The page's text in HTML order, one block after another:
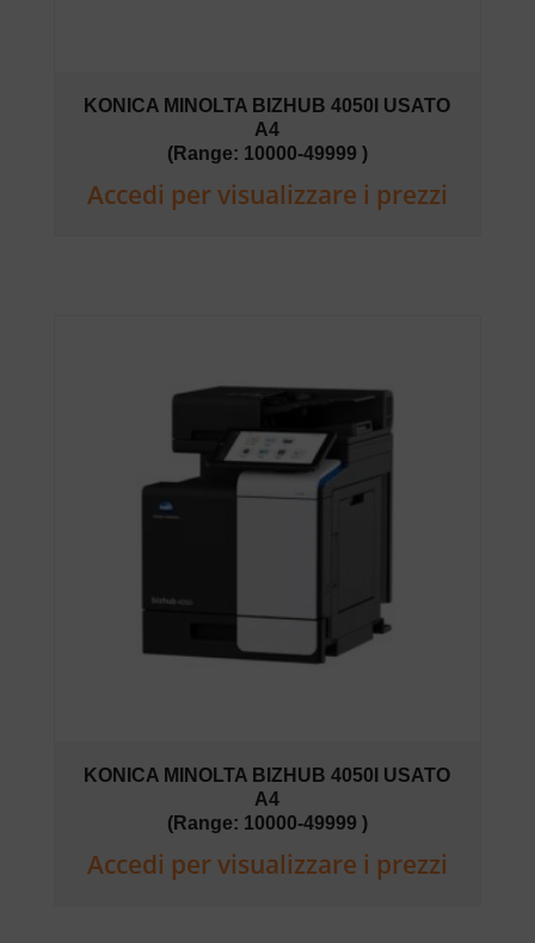
KONICA MINOLTA BIZHUB 4050I USATO
A4
(Range: 10000-49999 )
Accedi per visualizzare i prezzi
KONICA MINOLTA BIZHUB 4050I USATO
A4
(Range: 10000-49999 )
Accedi per visualizzare i prezzi